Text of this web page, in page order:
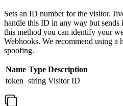
Sets an ID number for the visitor.
handle this ID in any way but
this method you can identify your
Webhooks. We recommend using a
spoofing.
Name Type Description
token string Visitor ID